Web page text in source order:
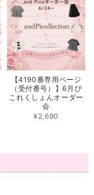
【4190番専用ページ
（受付番号）】6月ぴ
これくしょんオーダー
会
¥2,690